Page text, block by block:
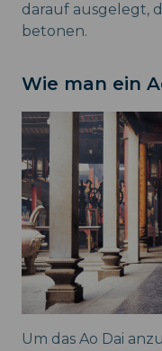
darauf ausgelegt,
betonen.
Wie man ein
Um das Ao Dai